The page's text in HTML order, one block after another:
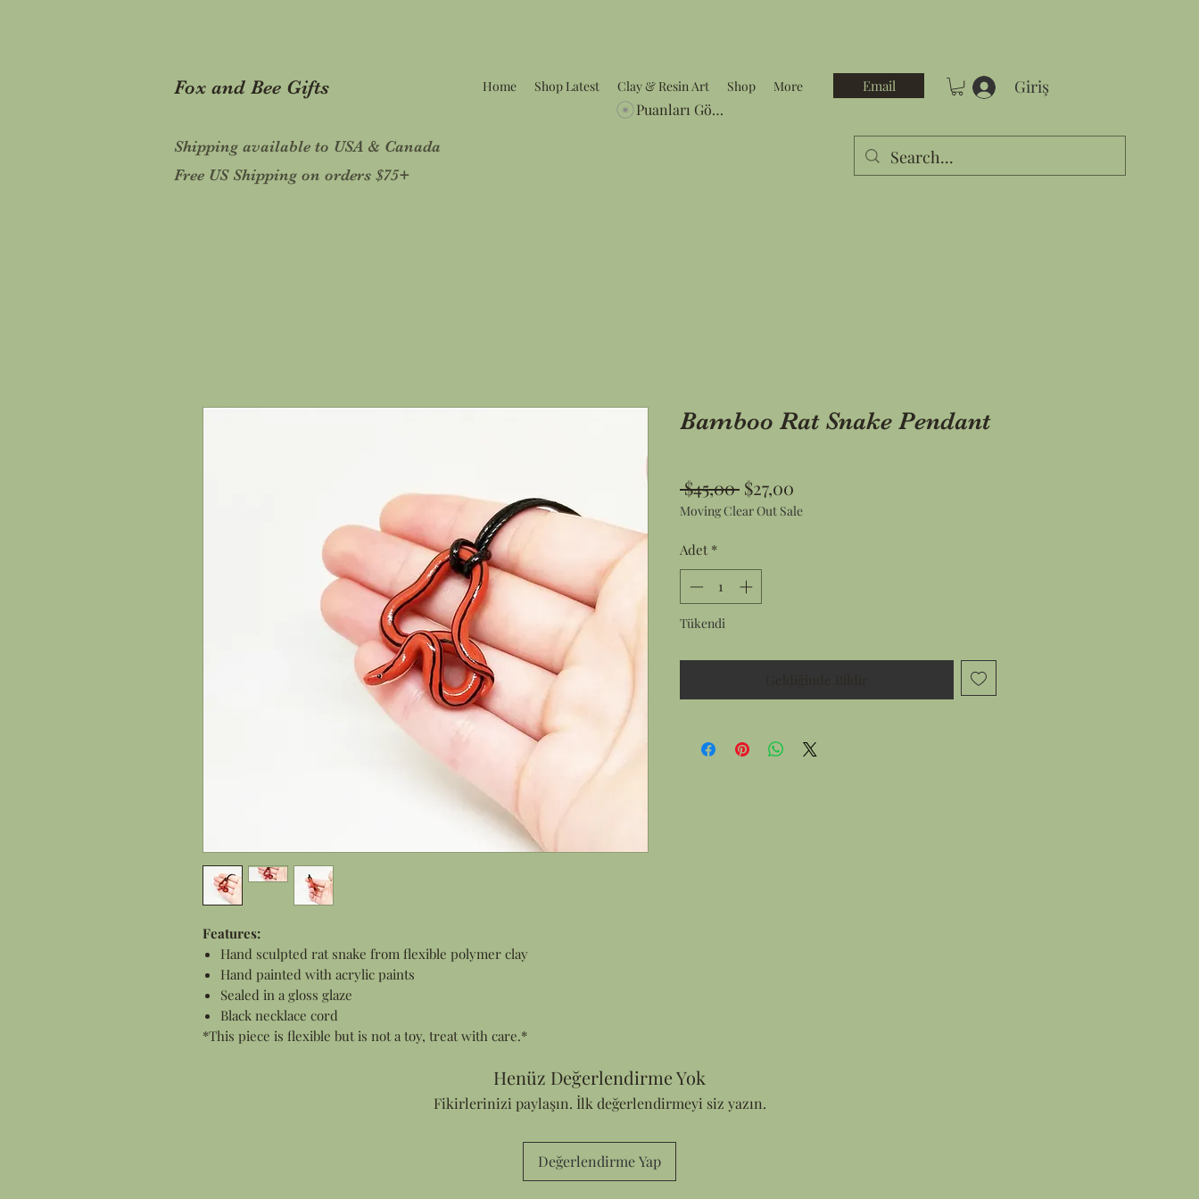
Home Shop Latest Clay & Resin Art Shop More Email Giriş
Fox and Bee Gifts
Shipping available to USA & Canada
Puanları Görüntüle
Free US Shipping on orders $75+
Features:
Hand sculpted rat snake from flexible polymer clay
Hand painted with acrylic paints
Sealed in a gloss glaze
Black necklace cord
*This piece is flexible but is not a toy, treat with care.*
Bamboo Rat Snake Pendant
$45,00 Normal
Fiyat
$27,00
Fiyat
Moving Clear Out Sale
Adet *
Tükendi
Henüz Değerlendirme Yok
Fikirlerinizi paylaşın. İlk değerlendirmeyi siz yazın.
Değerlendirme Yap